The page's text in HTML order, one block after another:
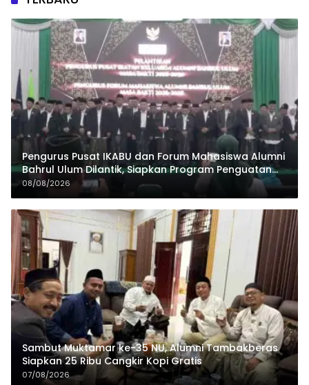
Pengurus Pusat IKABU dan Forum Mahasiswa Alumni
Bahrul Ulum Dilantik, Siapkan Program Penguatan
Organisasi dan Ekonomi
08/08/2026
Sambut Muktamar ke-35 NU, Alumni Tambakberas
Siapkan 25 Ribu Cangkir Kopi Gratis
07/08/2026